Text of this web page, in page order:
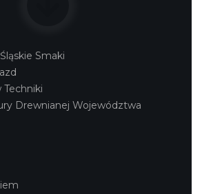
Smaki
Drewnianej Województwa